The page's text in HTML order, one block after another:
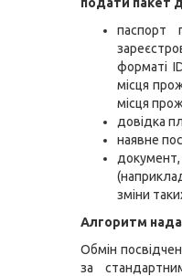
паспорт
форматі
місця
місця
довідка
наявне
зміни
Алгоритм
Обмін
за